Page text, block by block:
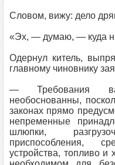
Словом, вижу: дело
«Эх, — думаю, — куда
Одернул китель,
главному чиновнику
— Требования
необоснованны,
законах прямо
непременные
шлюпки,
приспособления,
устройства, топливо